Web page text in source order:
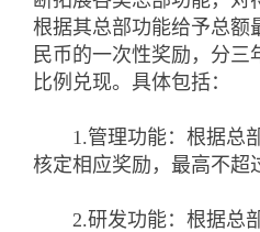
根据其总部功能给予总额
民币的一次性奖励，分三
比例兑现。具体包括：
1.管理功能：根据总
核定相应奖励，最高不超
2.研发功能：根据总